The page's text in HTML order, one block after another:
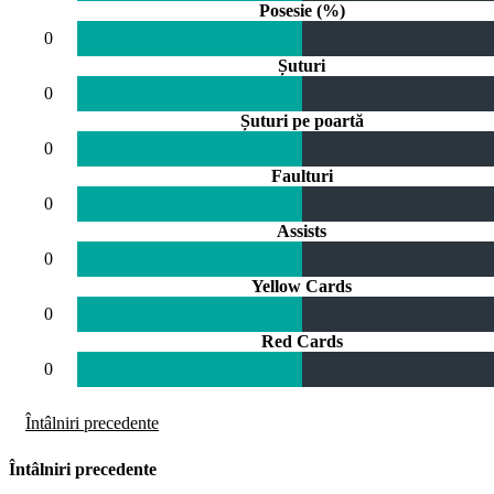
Posesie (%)
0
Șuturi
0
Șuturi pe poartă
0
Faulturi
0
Assists
0
Yellow Cards
0
Red Cards
0
Întâlniri precedente
Întâlniri precedente